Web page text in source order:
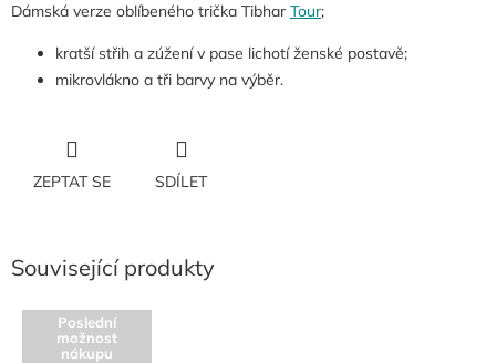
Dámská verze oblíbeného trička Tibhar Tour;
kratší střih a zúžení v pase lichotí ženské postavě;
mikrovlákno a tři barvy na výběr.
ZEPTAT SE SDÍLET
Související produkty
Poslední
možnost
nákupu